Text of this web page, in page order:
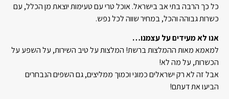
כל כך הרבה בתי אב בישראל. אוכל טרי עם טעימות יוצאת מן הכלל, עם
כשרות גבוהה והכל, במחיר שווה לכל נפש.
אנו לא מעידים על עצמנו…
למאמא מאות ההמלצות ברשת! המלצות על טיב השירות, על השפע על
הכשרות, על מה לא!
אבל זה לא רק ישראלים כמוני וכמוך ממליצים, גם השפים הנבחרים
הביעו את דעתם!